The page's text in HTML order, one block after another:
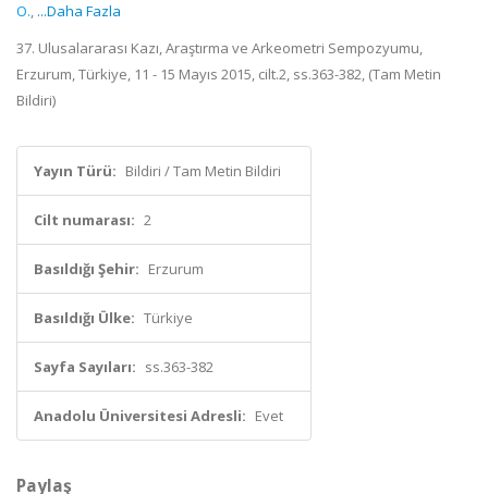
O., ...Daha Fazla
37. Ulusalararası Kazı, Araştırma ve Arkeometri Sempozyumu,
Erzurum, Türkiye, 11 - 15 Mayıs 2015, cilt.2, ss.363-382, (Tam Metin
Bildiri)
Yayın Türü: Bildiri / Tam Metin Bildiri
Cilt numarası: 2
Basıldığı Şehir: Erzurum
Basıldığı Ülke: Türkiye
Sayfa Sayıları: ss.363-382
Anadolu Üniversitesi Adresli: Evet
Paylaş